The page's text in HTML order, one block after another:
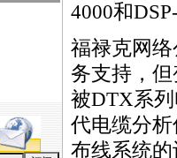
4000和
福禄克网
务支持，
被DTX系
代电缆分
布线系统